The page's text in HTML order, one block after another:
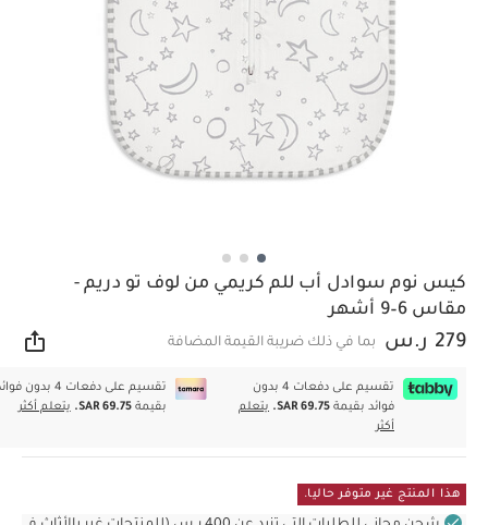
كيس نوم سوادل أب للم كريمي من لوف تو دريم -
مقاس 6–9 أشهر
279 ر.س بما في ذلك ضريبة القيمة المضافة
تقسيم على دفعات 4 بدون
فوائد بقيمة SAR 69.75.
يتعلم
أكثر
تقسيم على دفعات 4 بدون
بقيمةSAR 69.75. يتعلم أكثر
هذا المنتج غير متوفر حاليا.